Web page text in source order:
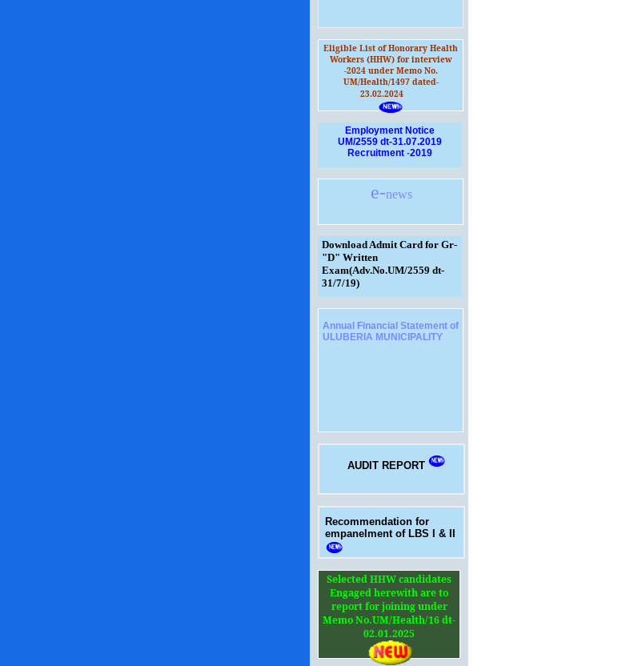
Eligible List of Honorary Health
Workers (HHW) for interview
-2024 under Memo No.
UM/Health/1497 dated-
23.02.2024
Employment Notice
UM/2559 dt-31.07.2019
Recruitment -2019
e-news
Download Admit Card for Gr-
"D" Written
Exam(Adv.No.UM/2559 dt-
31/7/19)
Annual Financial Statement of
ULUBERIA MUNICIPALITY
AUDIT REPORT
Recommendation for
empanelment of LBS I & II
Selected HHW candidates
Engaged herewith are to
report for joining under
Memo No.UM/Health/16 dt-
02.01.2025